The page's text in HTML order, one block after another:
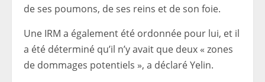
de ses poumons, de ses reins et de son foie.
Une IRM a également été ordonnée pour lui, et il
a été déterminé qu’il n’y avait que deux « zones
de dommages potentiels », a déclaré Yelin.